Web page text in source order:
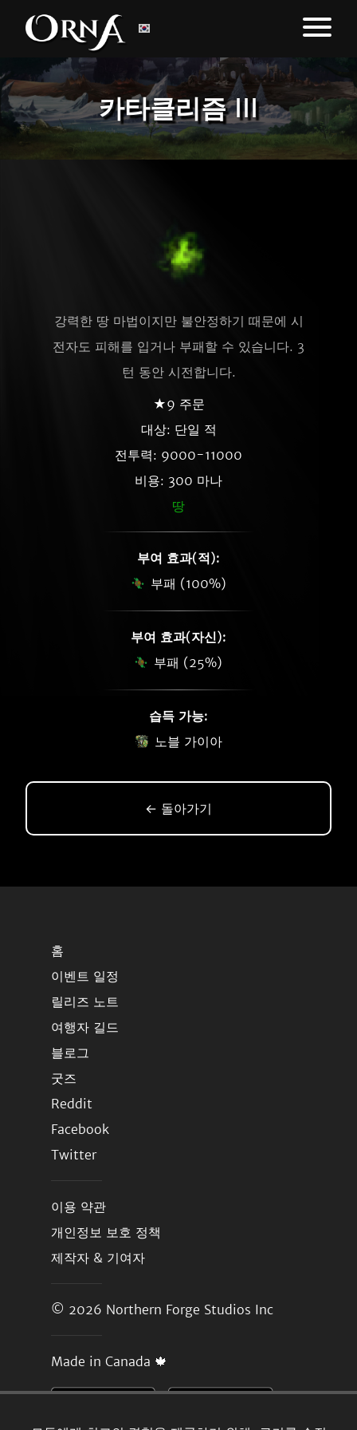
카타클리즘 III
강력한 땅 마법이지만 불안정하기 때문에 시
전자도 피해를 입거나 부패할 수 있습니다. 3
턴 동안 시전합니다.
★9 주문
대상: 단일 적
전투력: 9000-11000
비용: 300 마나
땅
부여 효과(적):
부패 (100%)
부여 효과(자신):
부패 (25%)
습득 가능:
노블 가이아
← 돌아가기
홈
이벤트 일정
릴리즈 노트
여행자 길드
블로그
굿즈
Reddit
Facebook
Twitter
이용 약관
개인정보 보호 정책
제작자 & 기여자
© 2026 Northern Forge Studios Inc
Made in Canada 🍁